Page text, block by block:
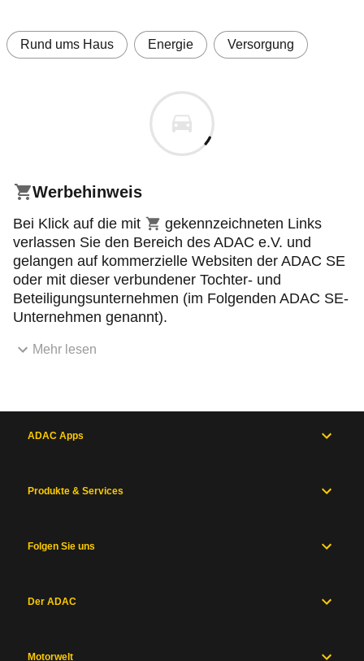
Rund ums Haus Energie Versorgung
Werbehinweis
Bei Klick auf die mit Einkaufswagensymbol
gekennzeichneten Links
verlassen Sie den Bereich des ADAC e.V. und
gelangen auf kommerzielle Websiten der ADAC SE
oder mit dieser verbundener Tochter- und
Beteiligungsunternehmen (im Folgenden ADAC SE-
Unternehmen genannt).
Mehr lesen
ADAC Apps
Produkte & Services
Folgen Sie uns
Der ADAC
Motorwelt